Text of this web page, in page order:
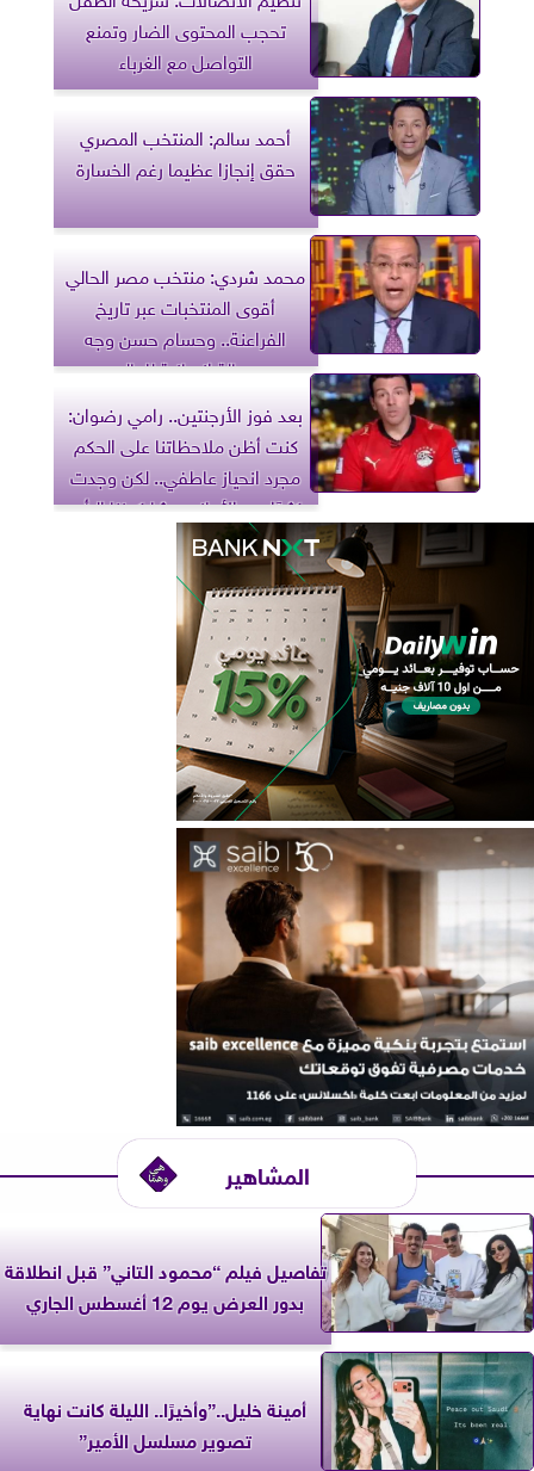
تحجب المحتوى الضار وتمنع
التواصل مع الغرباء
أحمد سالم: المنتخب المصري
حقق إنجازا عظيما رغم الخسارة
محمد شردي: منتخب مصر الحالي
أقوى المنتخبات عبر تاريخ
الفراعنة.. وحسام حسن وجه
رسالة إنسانية للعالم
بعد فوز الأرجنتين.. رامي رضوان:
كنت أظن ملاحظاتنا على الحكم
مجرد انحياز عاطفي.. لكن وجدت
كثيرًا من الأجانب يشاركوننا الرأي
المشاهير
تفاصيل فيلم “محمود التاني” قبل انطلاقة
بدور العرض يوم 12 أغسطس الجاري
أمينة خليل..”وأخيرًا.. الليلة كانت نهاية
تصوير مسلسل الأمير”